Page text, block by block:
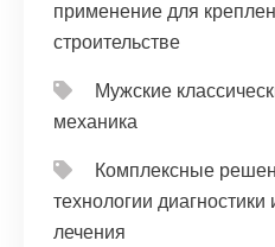
применение для
строительстве
Мужские
механика
Комплексные
технологии
лечения